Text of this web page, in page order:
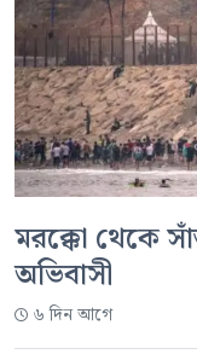
মরক্কো থেকে
অভিবাসী
৬ দিন আগে